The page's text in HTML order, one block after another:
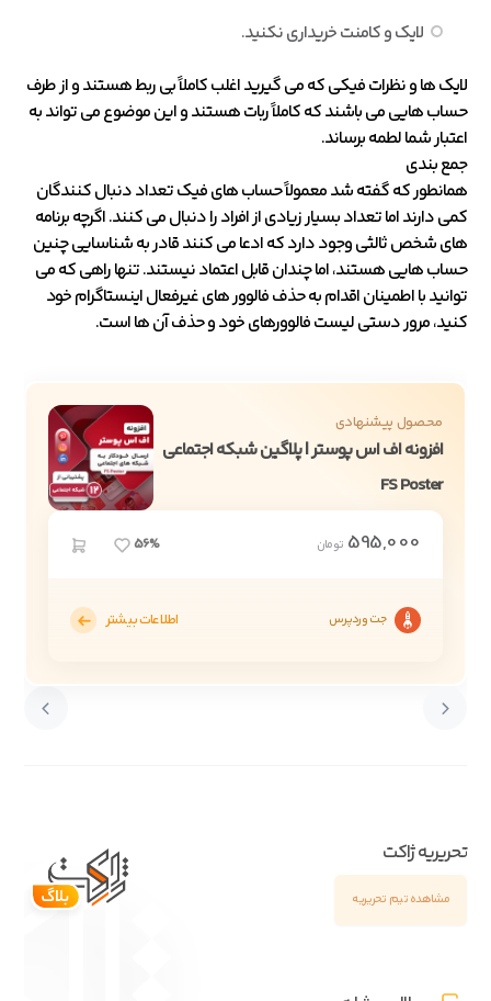
لایک و کامنت خریداری نکنید.
لایک ها و نظرات فیکی که می گیرید اغلب کاملاً بی ربط هستند و از طرف
حساب هایی می باشند که کاملاً ربات هستند و این موضوع می تواند به
اعتبار شما لطمه برساند.
جمع بندی
همانطور که گفته شد معمولاً حساب های فیک تعداد دنبال کنندگان
کمی دارند اما تعداد بسیار زیادی از افراد را دنبال می کنند. اگرچه برنامه
های شخص ثالثی وجود دارد که ادعا می کنند قادر به شناسایی چنین
حساب هایی هستند، اما چندان قابل اعتماد نیستند. تنها راهی که می
توانید با اطمینان اقدام به حذف فالوور های غیرفعال اینستاگرام خود
کنید، مرور دستی لیست فالوورهای خود و حذف آن ها است.
محصول پیشنهادی
افزونه اف اس پوستر | پلاگین شبکه اجتماعی
FS Poster
595,000 تومان 56%
جت وردپرس اطلاعات بیشتر
تحریریه ژاکت
مشاهده تیم تحریریه